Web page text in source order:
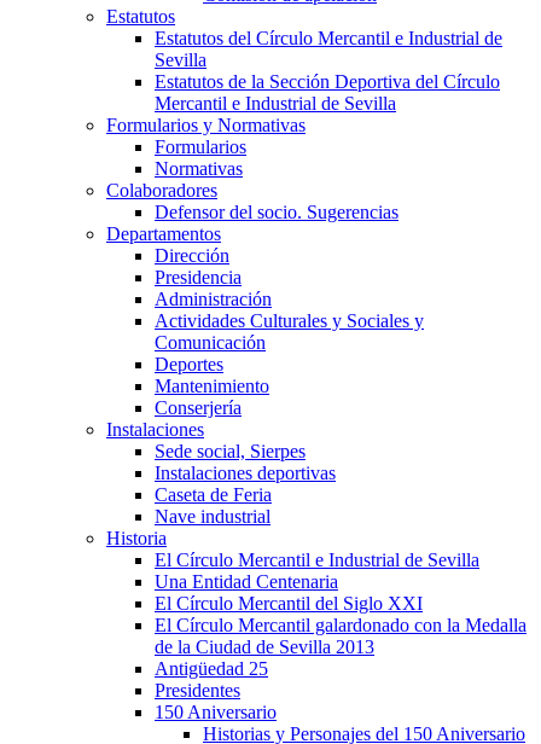
Estatutos
Estatutos del Círculo Mercantil e Industrial de
Sevilla
Estatutos de la Sección Deportiva del Círculo
Mercantil e Industrial de Sevilla
Formularios y Normativas
Formularios
Normativas
Colaboradores
Defensor del socio. Sugerencias
Departamentos
Dirección
Presidencia
Administración
Actividades Culturales y Sociales y
Comunicación
Deportes
Mantenimiento
Conserjería
Instalaciones
Sede social, Sierpes
Instalaciones deportivas
Caseta de Feria
Nave industrial
Historia
El Círculo Mercantil e Industrial de Sevilla
Una Entidad Centenaria
El Círculo Mercantil del Siglo XXI
El Círculo Mercantil galardonado con la Medalla
de la Ciudad de Sevilla 2013
Antigüedad 25
Presidentes
150 Aniversario
Historias y Personajes del 150 Aniversario